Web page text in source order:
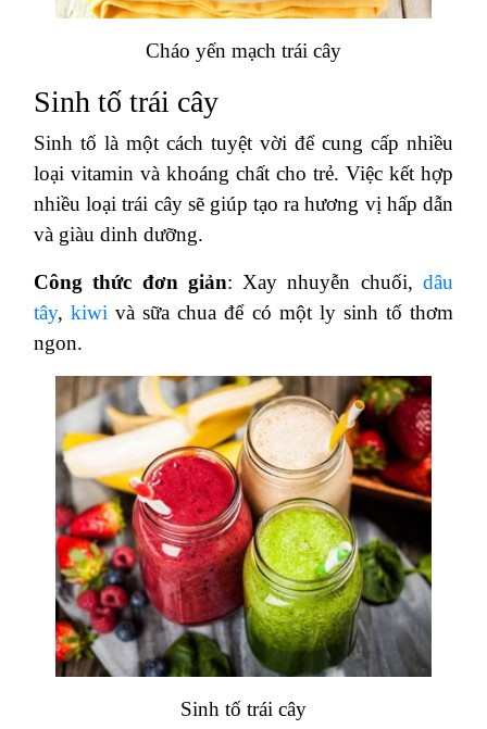
Cháo yến mạch trái cây
Sinh tố trái cây
Sinh tố là một cách tuyệt vời để cung cấp nhiều
loại vitamin và khoáng chất cho trẻ. Việc kết hợp
nhiều loại trái cây sẽ giúp tạo ra hương vị hấp dẫn
và giàu dinh dưỡng.
Công thức đơn giản: Xay nhuyễn chuối,dâu
tây,kiwi và sữa chua để có một ly sinh tố thơm
ngon.
Sinh tố trái cây